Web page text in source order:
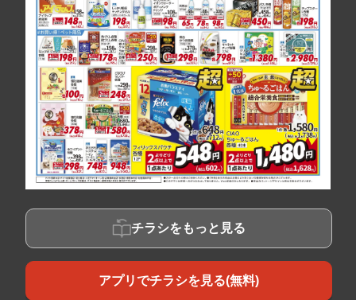
チラシをもっと見る
アプリでチラシを見る(無料)